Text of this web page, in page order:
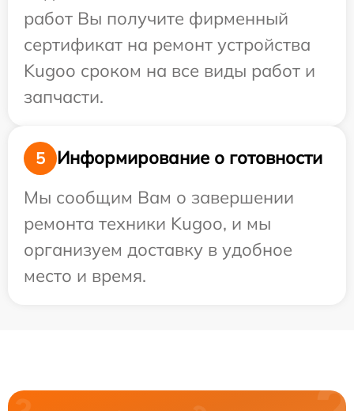
работ Вы получите фирменный
сертификат на ремонт устройства
Kugoo сроком на все виды работ и
запчасти.
5
Информирование о готовности
Мы сообщим Вам о завершении
ремонта техники Kugoo, и мы
организуем доставку в удобное
место и время.